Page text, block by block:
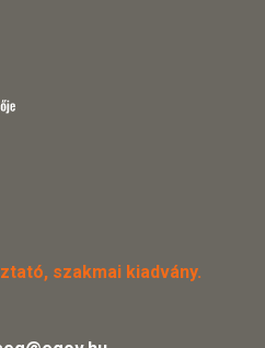
szakmai kiadvány.